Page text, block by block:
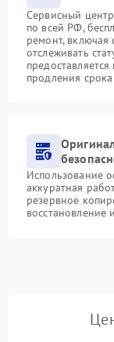
Сервисный
по всей РФ,
ремонт,
отслеживать
продления
Использование
аккуратная
резервное